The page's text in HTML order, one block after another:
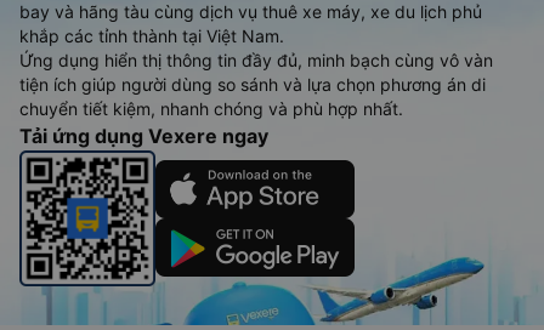
bay và hãng tàu cùng dịch vụ thuê xe máy, xe du lịch phủ
khắp các tỉnh thành tại Việt Nam.
Ứng dụng hiển thị thông tin đầy đủ, minh bạch cùng vô vàn
tiện ích giúp người dùng so sánh và lựa chọn phương án di
chuyển tiết kiệm, nhanh chóng và phù hợp nhất.
Tải ứng dụng Vexere ngay